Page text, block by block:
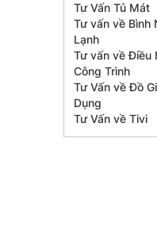
Tư Vấn Tủ Mát
Tư vấn về Bình
Lạnh
Tư vấn về Điều
Công Trình
Tư Vấn về Đồ
Dụng
Tư Vấn về Tivi